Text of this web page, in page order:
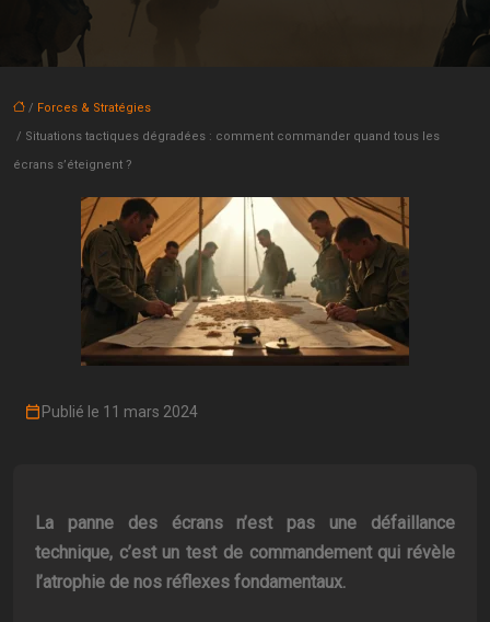
/ Forces & Stratégies
/ Situations tactiques dégradées : comment commander quand tous les
écrans s’éteignent ?
Publié le 11 mars 2024
La panne des écrans n’est pas une défaillance
technique, c’est un test de commandement qui révèle
l’atrophie de nos réflexes fondamentaux.